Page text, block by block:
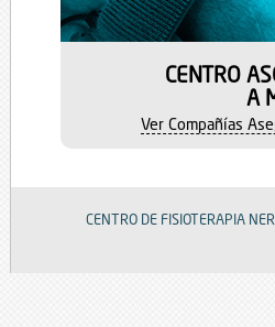
CENTRO
A
Ver Compañías
CENTRO DE FISIOTERAPIA